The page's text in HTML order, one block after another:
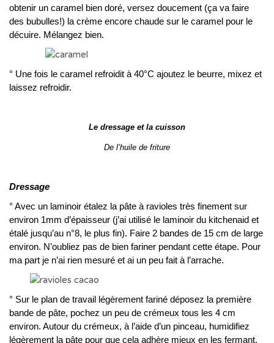
obtenir un caramel bien doré, versez doucement (ça va faire
des bubulles!) la crème encore chaude sur le caramel pour le
décuire. Mélangez bien.
° Une fois le caramel refroidit à 40°C ajoutez le beurre, mixez et
laissez refroidir.
Le dressage et la cuisson
De l’huile de friture
Dressage
° Avec un laminoir étalez la pâte à ravioles très finement sur
environ 1mm d’épaisseur (j’ai utilisé le laminoir du kitchenaid et
étalé jusqu’au n°8, le plus fin). Faire 2 bandes de 15 cm de large
environ. N’oubliez pas de bien fariner pendant cette étape. Pour
ma part je n’ai rien mesuré et ai un peu fait à l’arrache.
° Sur le plan de travail légèrement fariné déposez la première
bande de pâte, pochez un peu de crémeux tous les 4 cm
environ. Autour du crémeux, à l’aide d’un pinceau, humidifiez
légèrement la pâte pour que cela adhère mieux en les fermant.